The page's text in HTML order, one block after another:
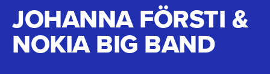
JOHANNA FÖRSTI &
NOKIA BIG BAND